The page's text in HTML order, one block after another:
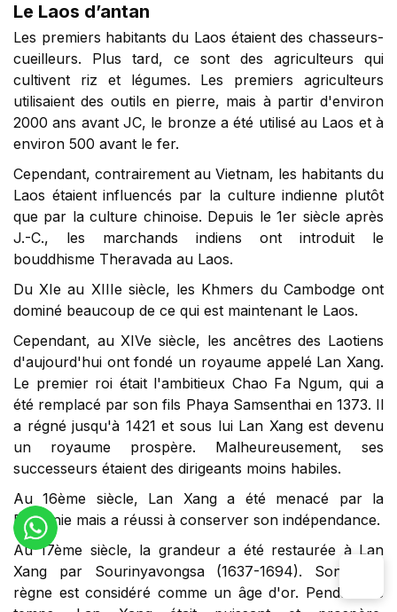
Le Laos d’antan
Les premiers habitants du Laos étaient des chasseurs-
cueilleurs. Plus tard, ce sont des agriculteurs qui
cultivent riz et légumes. Les premiers agriculteurs
utilisaient des outils en pierre, mais à partir d'environ
2000 ans avant JC, le bronze a été utilisé au Laos et à
environ 500 avant le fer.
Cependant, contrairement au Vietnam, les habitants du
Laos étaient influencés par la culture indienne plutôt
que par la culture chinoise. Depuis le 1er siècle après
J.-C., les marchands indiens ont introduit le
bouddhisme Theravada au Laos.
Du XIe au XIIIe siècle, les Khmers du Cambodge ont
dominé beaucoup de ce qui est maintenant le Laos.
Cependant, au XIVe siècle, les ancêtres des Laotiens
d'aujourd'hui ont fondé un royaume appelé Lan Xang.
Le premier roi était l'ambitieux Chao Fa Ngum, qui a
été remplacé par son fils Phaya Samsenthai en 1373. Il
a régné jusqu'à 1421 et sous lui Lan Xang est devenu
un royaume prospère. Malheureusement, ses
successeurs étaient des dirigeants moins habiles.
Au 16ème siècle, Lan Xang a été menacé par la
Birmanie mais a réussi à conserver son indépendance.
Au 17ème siècle, la grandeur a été restaurée à Lan
Xang par Sourinyavongsa (1637-1694). Son long
règne est considéré comme un âge d'or. Pendant ce